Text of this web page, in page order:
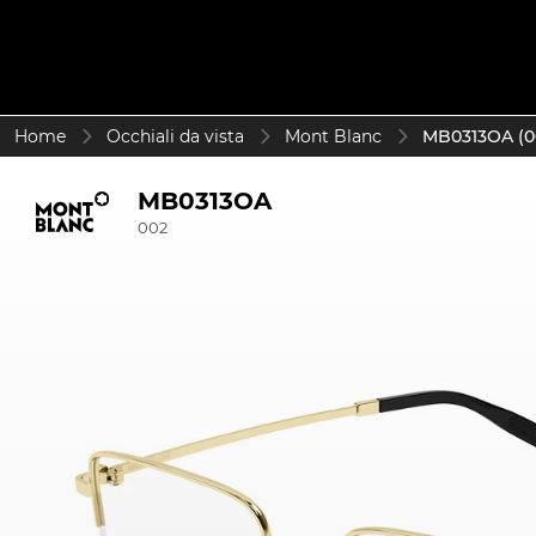
Home Occhiali da vista Mont Blanc MB0313OA
MB0313OA
002